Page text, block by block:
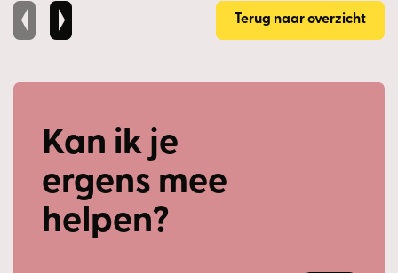
beplanting en een ruim terras waar je met gemak een
grote tuintafel kwijt kunt. Of je nu graag buiten eet, geniet
ontspannen, hier is altijd een fijne plek te vinden.
De overloop biedt toegang tot 3 ruime slaapkamers en de
badkamer.
Alle slaapkamers beschikken over prettige afmetingen en
grote raampartijen. De slaapkamer aan de
Terug naar overzicht
Kan ik je
ergens mee
helpen?